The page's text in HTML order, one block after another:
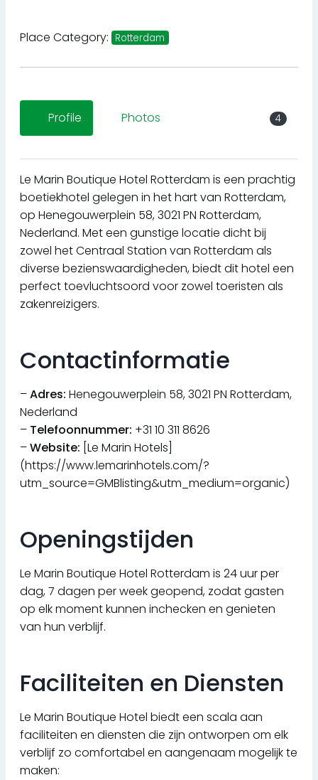
Place Category: Rotterdam
Profile Photos 4
Le Marin Boutique Hotel Rotterdam is een prachtig
boetiekhotel gelegen in het hart van Rotterdam,
op Henegouwerplein 58, 3021 PN Rotterdam,
Nederland. Met een gunstige locatie dicht bij
zowel het Centraal Station van Rotterdam als
diverse bezienswaardigheden, biedt dit hotel een
perfect toevluchtsoord voor zowel toeristen als
zakenreizigers.
Contactinformatie
–Adres: Henegouwerplein 58, 3021 PN Rotterdam,
Nederland
– Telefoonnummer: +31 10 311 8626
–Website: [Le Marin Hotels]
(https://www.lemarinhotels.com/?
utm_source=GMBlisting&utm_medium=organic)
Openingstijden
Le Marin Boutique Hotel Rotterdam is 24 uur per
dag, 7 dagen per week geopend, zodat gasten
op elk moment kunnen inchecken en genieten
van hun verblijf.
Faciliteiten en Diensten
Le Marin Boutique Hotel biedt een scala aan
faciliteiten en diensten die zijn ontworpen om elk
verblijf zo comfortabel en aangenaam mogelijk te
maken: